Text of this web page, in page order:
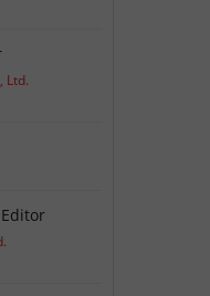
Ltd.